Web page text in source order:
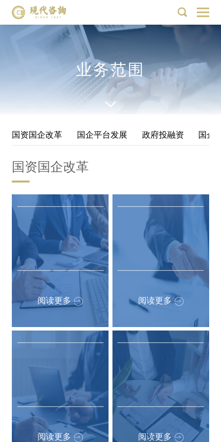
业务范围
国资国企改革 国企平台发展 政府投融资 国企
国资国企改革
国有资本布局
与结构
阅读更多
国资监督监管
与授权
阅读更多
国有资本投资
运营公司打造
阅读更多
混合所有制改
革
阅读更多